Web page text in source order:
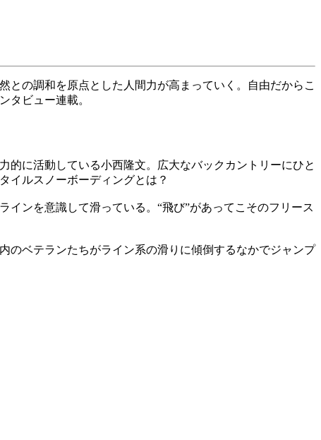
の調和を原点とした人間力が高まっていく。自由だからこ
タビュー連載。
に活動している小西隆文。広大なバックカントリーにひと
イルスノーボーディングとは？
インを意識して滑っている。“飛び”があってこそのフリース
のベテランたちがライン系の滑りに傾倒するなかでジャンプ